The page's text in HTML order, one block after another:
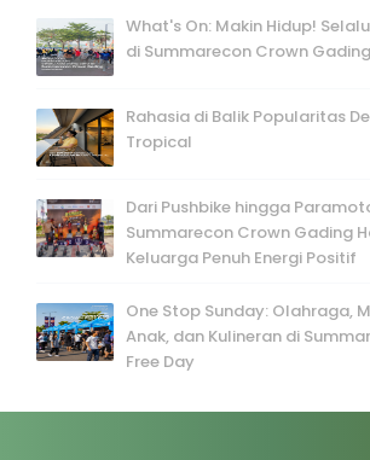
What's On: Makin Hidup!
di Summarecon Crown Gading
Rahasia di Balik Popularitas
Tropical
Dari Pushbike hingga
Summarecon Crown Gading
Keluarga Penuh Energi Positif
One Stop Sunday: Olahraga,
Anak, dan Kulineran di
Free Day